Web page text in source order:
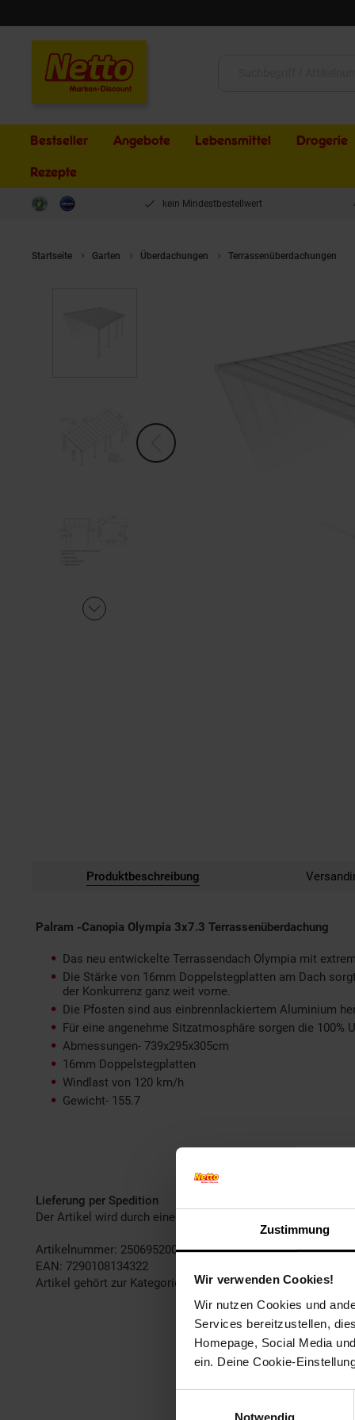
Zustimmung
Wir verwenden Cookies!
Wir nutzen Cookies und
Services bereitzustellen,
Homepage, Social Media
ein. Deine Cookie-
Notwendig
Bestseller Angebote Lebensmittel Drogerie
Rezepte
kein Mindestbestellwert
Startseite Garten Überdachungen Terrassenüberdachungen
Produktbeschreibung
Palram -Canopia Olympia 3x7.3 Terrassenüberdachung
Das neu entwickelte Terrassendach Olympia mit
Die Stärke von 16mm Doppelstegplatten am Dach
der Konkurrenz ganz weit vorne.
Die Pfosten sind aus einbrennlackiertem Aluminium
Für eine angenehme Sitzatmosphäre sorgen die
Abmessungen- 739x295x305cm
16mm Doppelstegplatten
Windlast von 120 km/h
Gewicht- 155.7
Lieferung per Spedition
Der Artikel wird durch eine Spedition zugestellt. Ein
Artikelnummer: 2506952000
EAN: 7290108134322
Artikel gehört zur Kategorie:
Terrassenüberdachungen